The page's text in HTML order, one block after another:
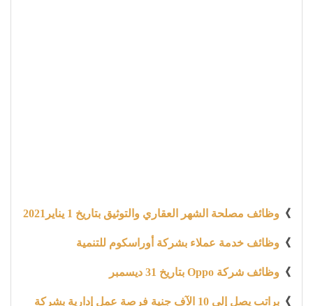
》 وظائف مصلحة الشهر العقاري والتوثيق بتاريخ 1 يناير2021
》 وظائف خدمة عملاء بشركة أوراسكوم للتنمية
》 وظائف شركة Oppo بتاريخ 31 ديسمبر
》
براتب يصل إلي 10 الآف جنية فرصة عمل إدارية بشركة